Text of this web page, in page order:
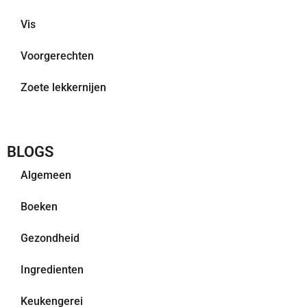
Vis
Voorgerechten
Zoete lekkernijen
BLOGS
Algemeen
Boeken
Gezondheid
Ingredienten
Keukengerei